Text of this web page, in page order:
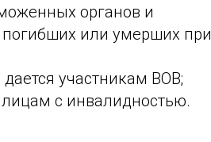
органов и
или умерших при
участникам ВОВ;
с инвалидностью.